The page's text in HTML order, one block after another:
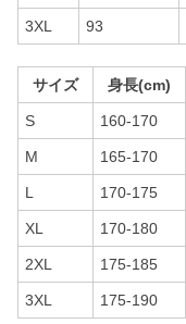
3XL 93
サイズ 身長(cm)
S 160-170
M 165-170
L 170-175
XL 170-180
2XL 175-185
3XL 175-190